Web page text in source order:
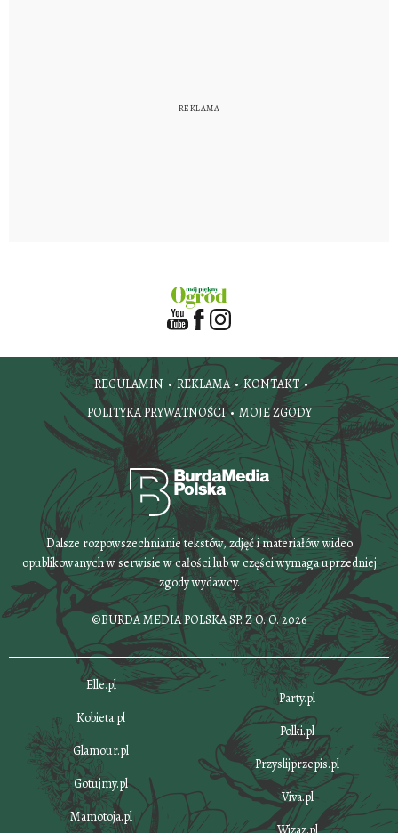
REGULAMIN REKLAMA
KONTAKT
POLITYKA PRYWATNOŚCI
MOJE ZGODY
Dalsze rozpowszechnianie tekstów, zdjęć i materiałów wideo
opublikowanych w serwisie w całości lub w części wymaga uprzedniej
zgody wydawcy.
©BURDA MEDIA POLSKA SP. Z O. O. 2026
Elle.pl
Kobieta.pl
Glamour.pl
Gotujmy.pl
Mamotoja.pl
Party.pl
Polki.pl
Przyslijprzepis.pl
Viva.pl